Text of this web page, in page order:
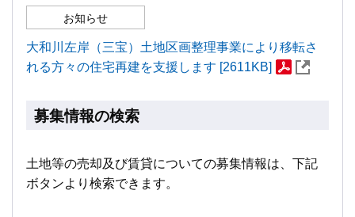
お知らせ
大和川左岸（三宝）土地区画整理事業により移転さ
れる方々の住宅再建を支援します [2611KB]
募集情報の検索
土地等の売却及び賃貸についての募集情報は、下記
ボタンより検索できます。